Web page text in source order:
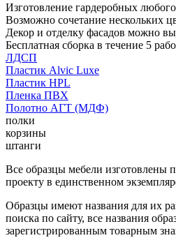
Изготовление гардеробных
Возможно сочетание нескольких
Декор и отделку фасадов можно
Бесплатная сборка в течение 5
ЛДСП
Пластик Alvic Luxe
Пластик HPL
Пленка ПВХ
Полотно АГТ (МДФ)
полки
корзины
штанги
Все образцы мебели изготовлены
проекту в единственном
Образцы имеют названия для их
поиска по сайту, все названия
зарегистрированным товарным